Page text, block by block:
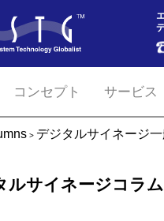
コンセプト サービス
> デジタルサイネージ
ルサイネージコラム